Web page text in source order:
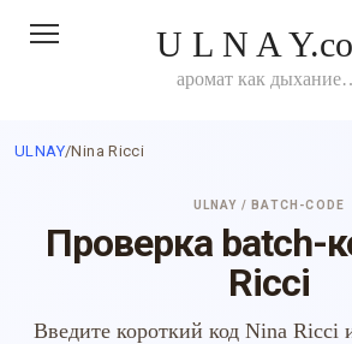
U L N A
аромат как
ULNAY/Nina Ricci
ULNAY / BATCH-CODE
Проверка batch-
Ricci
Введите короткий код Nina Ricci